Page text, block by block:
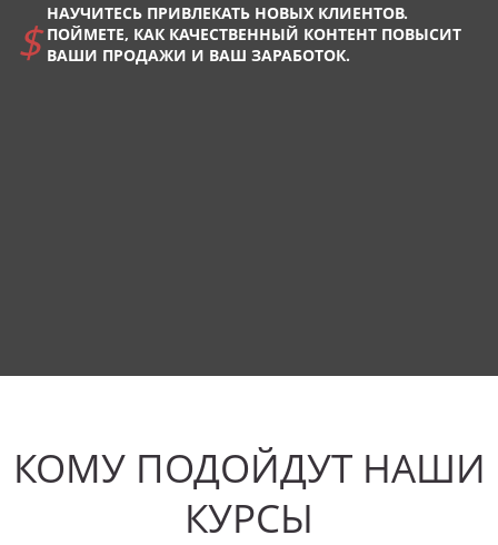
НАУЧИТЕСЬ ПРИВЛЕКАТЬ НОВЫХ КЛИЕНТОВ.
ПОЙМЕТЕ, КАК КАЧЕСТВЕННЫЙ КОНТЕНТ ПОВЫСИТ
ВАШИ ПРОДАЖИ И ВАШ ЗАРАБОТОК.
КОМУ ПОДОЙДУТ НАШИ
КУРСЫ